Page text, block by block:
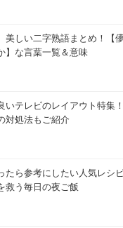
美しい二字熟語まとめ！【
】な言葉一覧＆意味
いテレビのレイアウト特集
対処法もご紹介
たら参考にしたい人気レシ
救う毎日の夜ご飯